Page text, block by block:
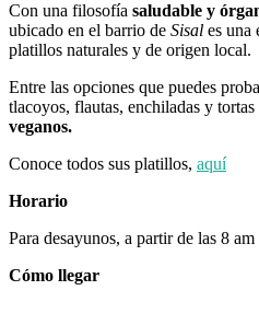
Con una filosofía saludable y
ubicado en el barrio de Sisal es una
platillos naturales y de origen local.
Entre las opciones que puedes
tlacoyos, flautas, enchiladas y
veganos.
Conoce todos sus platillos, aquí
Horario
Para desayunos, a partir de las 8
Cómo llegar